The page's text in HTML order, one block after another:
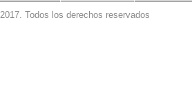
2017. Todos los derechos reservados